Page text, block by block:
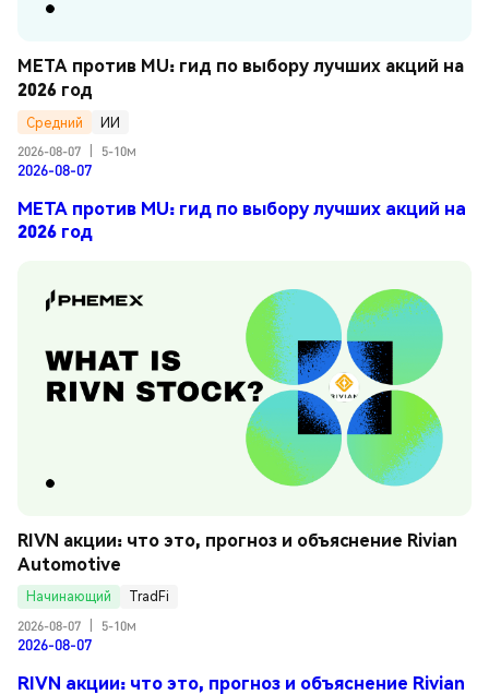
META против MU: гид по выбору лучших акций на
2026 год
Средний
ИИ
2026-08-07
5-10м
2026-08-07
META против MU: гид по выбору лучших акций на
2026 год
RIVN акции: что это, прогноз и объяснение Rivian
Automotive
Начинающий
TradFi
2026-08-07
5-10м
2026-08-07
RIVN акции: что это, прогноз и объяснение Rivian